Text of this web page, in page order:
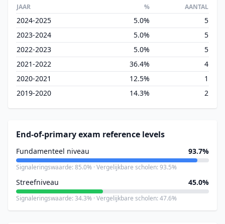
JAAR % AANTAL
2024-2025 5.0%
5
2023-2024
5.0%
5
2022-2023
5.0%
5
2021-2022
36.4%
4
2020-2021
12.5%
1
2019-2020
14.3% 2
End-of-primary exam reference levels
Fundamenteel niveau 93.7%
Signaleringswaarde: 85.0% · Vergelijkbare scholen: 93.5%
Streefniveau 45.0%
Signaleringswaarde: 34.3% · Vergelijkbare scholen: 47.6%